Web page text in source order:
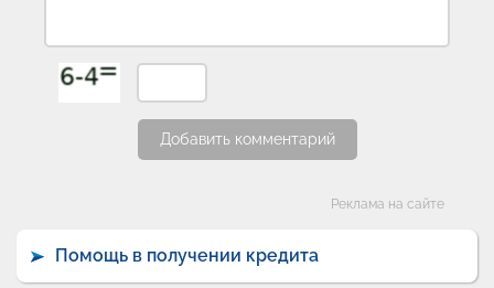
Добавить комментарий
Реклама на сайте
Помощь в получении кредита